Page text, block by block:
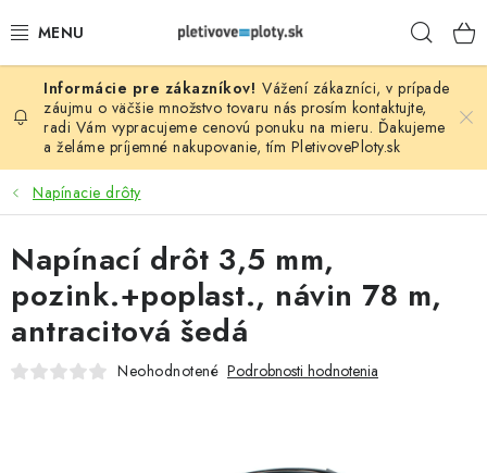
na
PLOTOVÉ PANELY
PLETIVO
STĹPIKY
PODHRABOVÉ DOSKY
BRÁNY A BRÁNKY
GABIÓNY (PLOTY, KOŠE)
Vážení zákazníci, v prípade
záujmu o väčšie množstvo tovaru nás prosím kontaktujte,
radi Vám vypracujeme cenovú ponuku na mieru. Ďakujeme
a želáme príjemné nakupovanie, tím PletivovePloty.sk
Napínacie drôty
Napínací drôt 3,5 mm,
pozink.+poplast., návin 78 m,
antracitová šedá
Neohodnotené Podrobnosti hodnotenia